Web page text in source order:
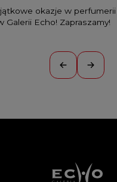
okazje w perfumerii
Galerii Echo! Zapraszamy!